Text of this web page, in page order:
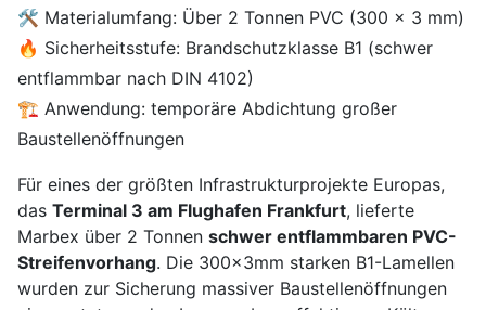
🛠️ Materialumfang: Über 2 Tonnen PVC (300 x 3 mm)
🔥 Sicherheitsstufe: Brandschutzklasse B1 (schwer
entflammbar nach DIN 4102)
🏗️ Anwendung: temporäre Abdichtung großer
Baustellenöffnungen
Für eines der größten Infrastrukturprojekte Europas,
das Terminal 3 am Flughafen Frankfurt, lieferte
Marbex über 2 Tonnen schwer entflammbaren PVC-
Streifenvorhang. Die 300x3mm starken B1-Lamellen
wurden zur Sicherung massiver Baustellenöffnungen